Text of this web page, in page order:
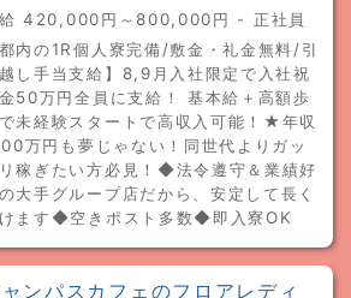
給 420,000円～800,000円 - 正社員
都内の1R個人寮完備/敷金・礼金無料/引
し手当支給】8,9月入社限定で入社祝
50万円全員に支給！ 基本給＋高額歩
未経験スタートで高収入可能！★年収
万円も夢じゃない！同世代よりガッ
稼ぎたい方必見！◆法令遵守＆業績好
大手グループ店だから、安定して長く
ます◆空きポスト多数◆即入寮OK
ンパスカフェのフロアレディ